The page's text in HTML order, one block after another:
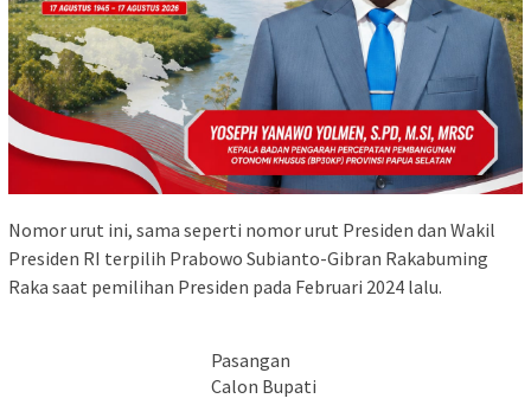
Nomor urut ini, sama seperti nomor urut Presiden dan Wakil
Presiden RI terpilih Prabowo Subianto-Gibran Rakabuming
Raka saat pemilihan Presiden pada Februari 2024 lalu.
Pasangan
Calon Bupati